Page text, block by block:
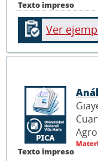
Texto impreso
Ver
Texto impreso